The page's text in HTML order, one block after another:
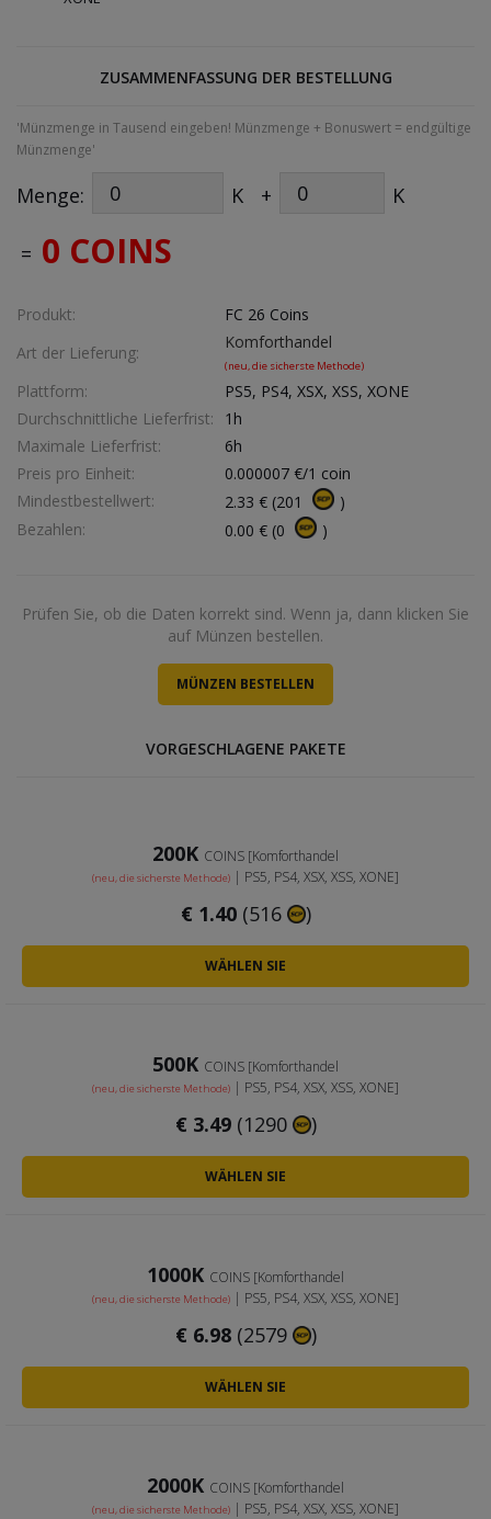
ZUSAMMENFASSUNG DER BESTELLUNG
'Münzmenge in Tausend eingeben! Münzmenge + Bonuswert = endgültige
Münzmenge'
Menge: K + K
= 0 COINS
Produkt:
FC 26 Coins
Art der Lieferung:
Komforthandel
(neu, die sicherste Methode)
Plattform:
PS5, PS4, XSX, XSS, XONE
Durchschnittliche Lieferfrist:
1h
Maximale Lieferfrist:
6h
Preis pro Einheit:
0.000007 €/1 coin
Mindestbestellwert:
2.33 € (201
)
Bezahlen:
0.00 € (0 )
Prüfen Sie, ob die Daten korrekt sind. Wenn ja, dann klicken Sie
auf Münzen bestellen.
VORGESCHLAGENE PAKETE
200K COINS [Komforthandel
(neu, die sicherste Methode) | PS5, PS4, XSX, XSS, XONE]
€ 1.40 (516 )
WÄHLEN SIE
500K COINS [Komforthandel
(neu, die sicherste Methode) | PS5, PS4, XSX, XSS, XONE]
€ 3.49 (1290 )
WÄHLEN SIE
1000K COINS [Komforthandel
(neu, die sicherste Methode) | PS5, PS4, XSX, XSS, XONE]
€ 6.98 (2579 )
WÄHLEN SIE
2000K COINS [Komforthandel
(neu, die sicherste Methode) | PS5, PS4, XSX, XSS, XONE]